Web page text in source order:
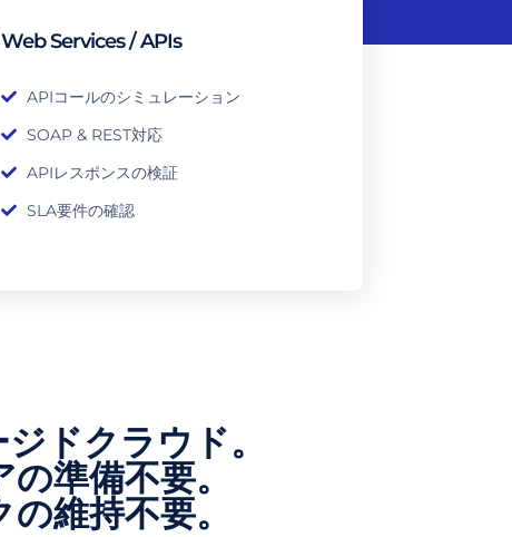
Web Services / APIs
APIコールのシミュレーション
SOAP & REST対応
APIレスポンスの検証
SLA要件の確認
ドクラウド。
準備不要。
維持不要。